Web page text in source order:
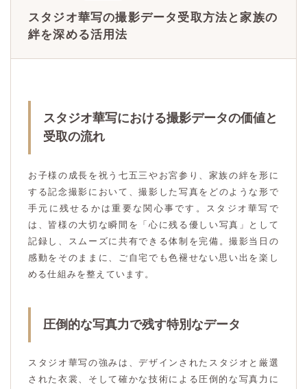
スタジオ華写の撮影データ受取方法と家族の
絆を深める活用法
スタジオ華写における撮影データの価値と
受取の流れ
お子様の成長を祝う七五三やお宮参り、家族の絆を形に
する記念撮影において、撮影した写真をどのような形で
手元に残せるかは重要な関心事です。スタジオ華写で
は、皆様の大切な瞬間を「心に残る優しい写真」として
記録し、スムーズに共有できる体制を完備。撮影当日の
感動をそのままに、ご自宅でも色褪せない思い出を楽し
める仕組みを整えています。
圧倒的な写真力で残す特別なデータ
スタジオ華写の強みは、デザインされたスタジオと厳選
された衣裳、そして確かな技術による圧倒的な写真力に